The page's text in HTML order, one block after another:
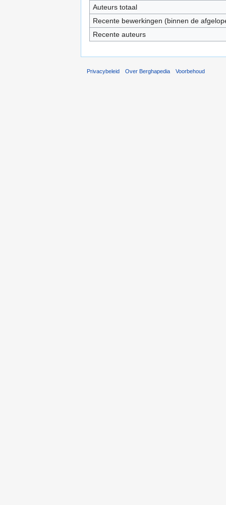
Auteurs totaal
Recente bewerkingen (binnen de
Recente auteurs
Privacybeleid Over Berghapedia Voorbehoud